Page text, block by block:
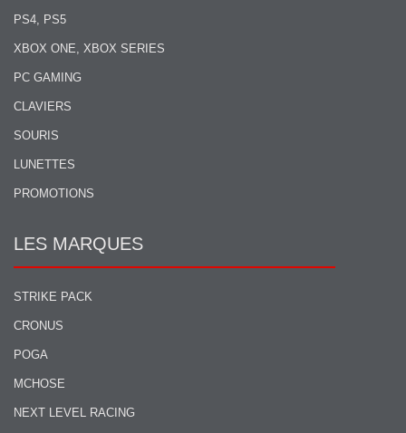
PS4, PS5
XBOX ONE, XBOX SERIES
PC GAMING
CLAVIERS
SOURIS
LUNETTES
PROMOTIONS
LES MARQUES
STRIKE PACK
CRONUS
POGA
MCHOSE
NEXT LEVEL RACING